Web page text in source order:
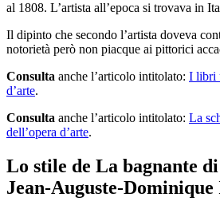
al 1808. L’artista all’epoca si trovava in
Il dipinto che secondo l’artista doveva
notorietà però non piacque ai pittorici
Consulta anche l’articolo intitolato: I libri
d’arte.
Consulta anche l’articolo intitolato: La
dell’opera d’arte.
Lo stile de La bagnante
Jean-Auguste-Dominique